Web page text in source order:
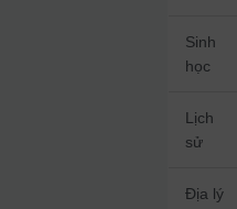
Sinh
học
Lịch
sử
Địa lý